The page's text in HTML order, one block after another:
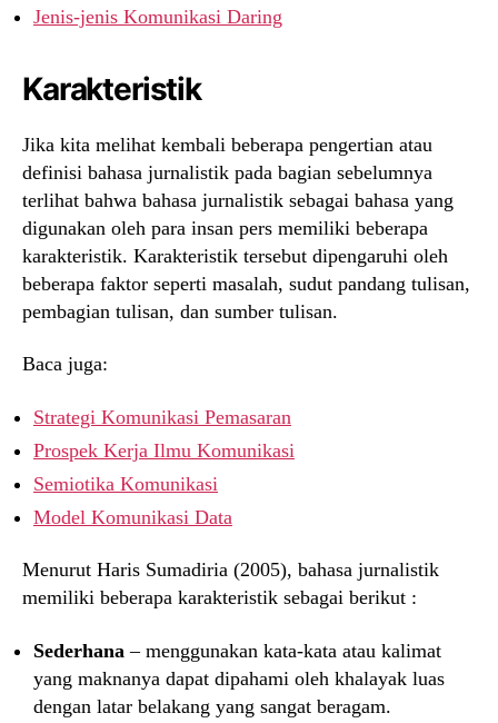
Jenis-jenis Komunikasi Daring
Karakteristik
Jika kita melihat kembali beberapa pengertian atau
definisi bahasa jurnalistik pada bagian sebelumnya
terlihat bahwa bahasa jurnalistik sebagai bahasa yang
digunakan oleh para insan pers memiliki beberapa
karakteristik. Karakteristik tersebut dipengaruhi oleh
beberapa faktor seperti masalah, sudut pandang tulisan,
pembagian tulisan, dan sumber tulisan.
Baca juga:
Strategi Komunikasi Pemasaran
Prospek Kerja Ilmu Komunikasi
Semiotika Komunikasi
Model Komunikasi Data
Menurut Haris Sumadiria (2005), bahasa jurnalistik
memiliki beberapa karakteristik sebagai berikut :
Sederhana – menggunakan kata-kata atau kalimat
yang maknanya dapat dipahami oleh khalayak luas
dengan latar belakang yang sangat beragam.